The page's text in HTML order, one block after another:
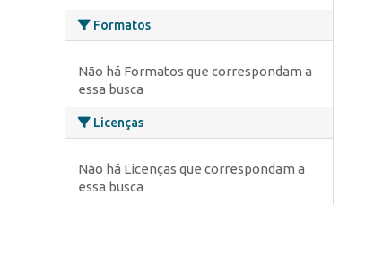
Formatos
Não há Formatos que correspondam a
essa busca
Licenças
Não há Licenças que correspondam a
essa busca